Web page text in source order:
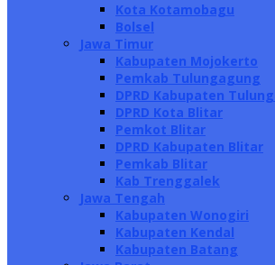
Kota Kotamobagu
Bolsel
Jawa Timur
Kabupaten Mojokerto
Pemkab Tulungagung
DPRD Kabupaten
DPRD Kota Blitar
Pemkot Blitar
DPRD Kabupaten Blitar
Pemkab Blitar
Kab Trenggalek
Jawa Tengah
Kabupaten Wonogiri
Kabupaten Kendal
Kabupaten Batang